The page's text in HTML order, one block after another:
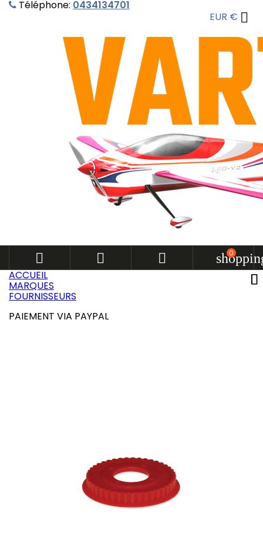
Téléphone: 0434134701
EUR € 
   0
ACCUEIL
MARQUES
FOURNISSEURS
PAIEMENT VIA PAYPAL